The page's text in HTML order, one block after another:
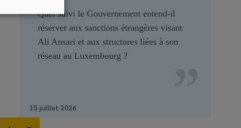
Quel suivi le Gouvernement entend-il
réserver aux sanctions étrangères visant
Ali Ansari et aux structures liées à son
réseau au Luxembourg ?
15 juillet 2026